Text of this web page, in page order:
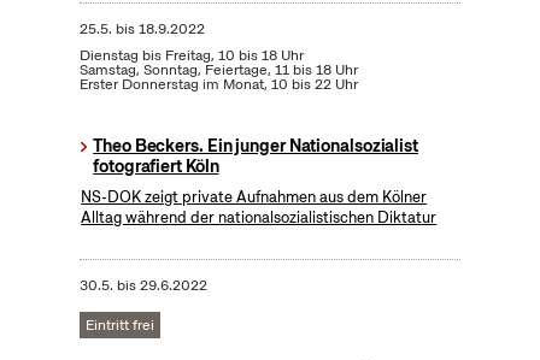
25.5. bis18.9.2022
Dienstag bis Freitag, 10 bis 18 Uhr
Samstag, Sonntag, Feiertage, 11 bis 18 Uhr
Erster Donnerstag im Monat, 10 bis 22 Uhr
Theo Beckers. Ein junger Nationalsozialist
fotografiert Köln
NS-DOK zeigt private Aufnahmen aus dem Kölner
Alltag während der nationalsozialistischen Diktatur
30.5. bis29.6.2022
Eintritt frei